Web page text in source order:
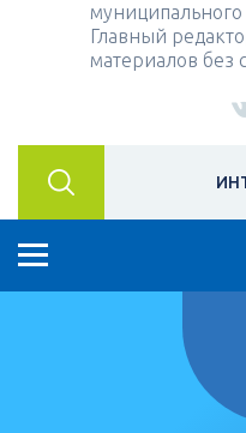
Главный
материалов без